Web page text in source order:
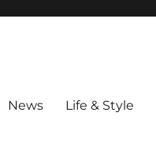
News Life & Style